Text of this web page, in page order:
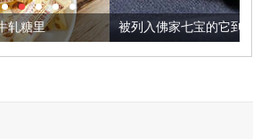
被列入佛家七宝的它到底有多美？